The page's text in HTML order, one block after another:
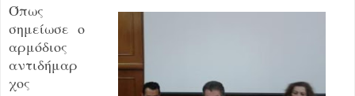
Όπως
σημείωσε ο
αρμόδιος
αντιδήμαρ
χος